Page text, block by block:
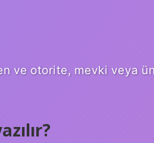
ve otorite, mevki veya